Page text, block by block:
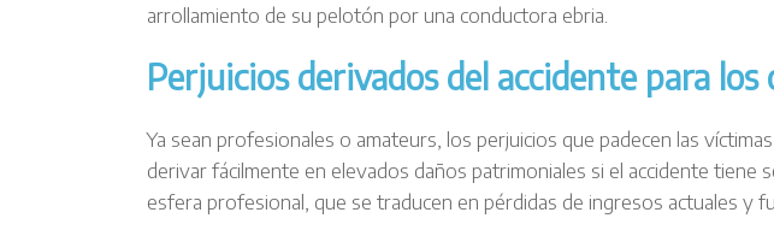
arrollamiento de su pelotón por una conductora ebria.
Perjuicios derivados del accidente para los
Ya sean profesionales o amateurs, los perjuicios que padecen las
derivar fácilmente en elevados daños patrimoniales si el accidente tiene
esfera profesional, que se traducen en pérdidas de ingresos actuales y